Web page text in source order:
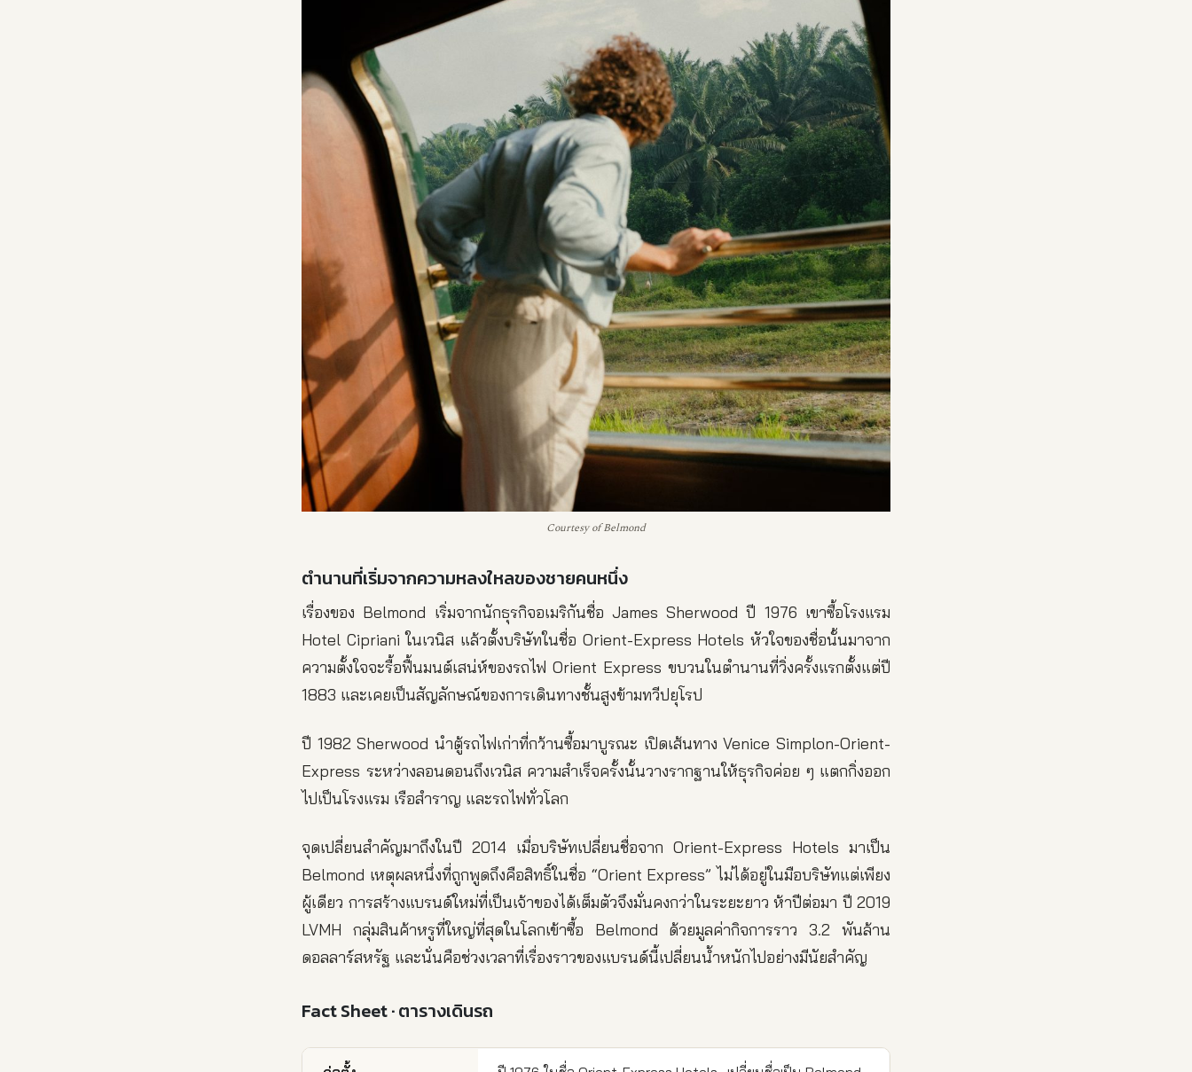
Courtesy of Belmond
ตำนานที่เริ่มจากความหลงใหลของชายคนหนึ่ง
เรื่องของ Belmond เริ่มจากนักธุรกิจอเมริกันชื่อ James Sherwood ปี 1976 เขาซื้อโรงแรม
Hotel Cipriani ในเวนิส แล้วตั้งบริษัทในชื่อ Orient-Express Hotels หัวใจของชื่อนั้นมาจาก
ความตั้งใจจะรื้อฟื้นมนต์เสน่ห์ของรถไฟ Orient Express ขบวนในตำนานที่วิ่งครั้งแรกตั้งแต่ปี
1883 และเคยเป็นสัญลักษณ์ของการเดินทางชั้นสูงข้ามทวีปยุโรป
ปี 1982 Sherwood นำตู้รถไฟเก่าที่กว้านซื้อมาบูรณะ เปิดเส้นทาง Venice Simplon-Orient-
Express ระหว่างลอนดอนถึงเวนิส ความสำเร็จครั้งนั้นวางรากฐานให้ธุรกิจค่อย ๆ แตกกิ่งออก
ไปเป็นโรงแรม เรือสำราญ และรถไฟทั่วโลก
จุดเปลี่ยนสำคัญมาถึงในปี 2014 เมื่อบริษัทเปลี่ยนชื่อจาก Orient-Express Hotels มาเป็น
Belmond เหตุผลหนึ่งที่ถูกพูดถึงคือสิทธิ์ในชื่อ “Orient Express” ไม่ได้อยู่ในมือบริษัทแต่เพียง
ผู้เดียว การสร้างแบรนด์ใหม่ที่เป็นเจ้าของได้เต็มตัวจึงมั่นคงกว่าในระยะยาว ห้าปีต่อมา ปี 2019
LVMH กลุ่มสินค้าหรูที่ใหญ่ที่สุดในโลกเข้าซื้อ Belmond ด้วยมูลค่ากิจการราว 3.2 พันล้าน
ดอลลาร์สหรัฐ และนั่นคือช่วงเวลาที่เรื่องราวของแบรนด์นี้เปลี่ยนน้ำหนักไปอย่างมีนัยสำคัญ
Fact Sheet · ตารางเดินรถ